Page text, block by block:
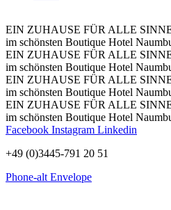
EIN ZUHAUSE FÜR ALLE
im schönsten Boutique Hotel
EIN ZUHAUSE FÜR ALLE
im schönsten Boutique Hotel
EIN ZUHAUSE FÜR ALLE
im schönsten Boutique Hotel
EIN ZUHAUSE FÜR ALLE
im schönsten Boutique Hotel
Facebook Instagram Linkedin
+49 (0)3445-791 20 51
Phone-alt Envelope